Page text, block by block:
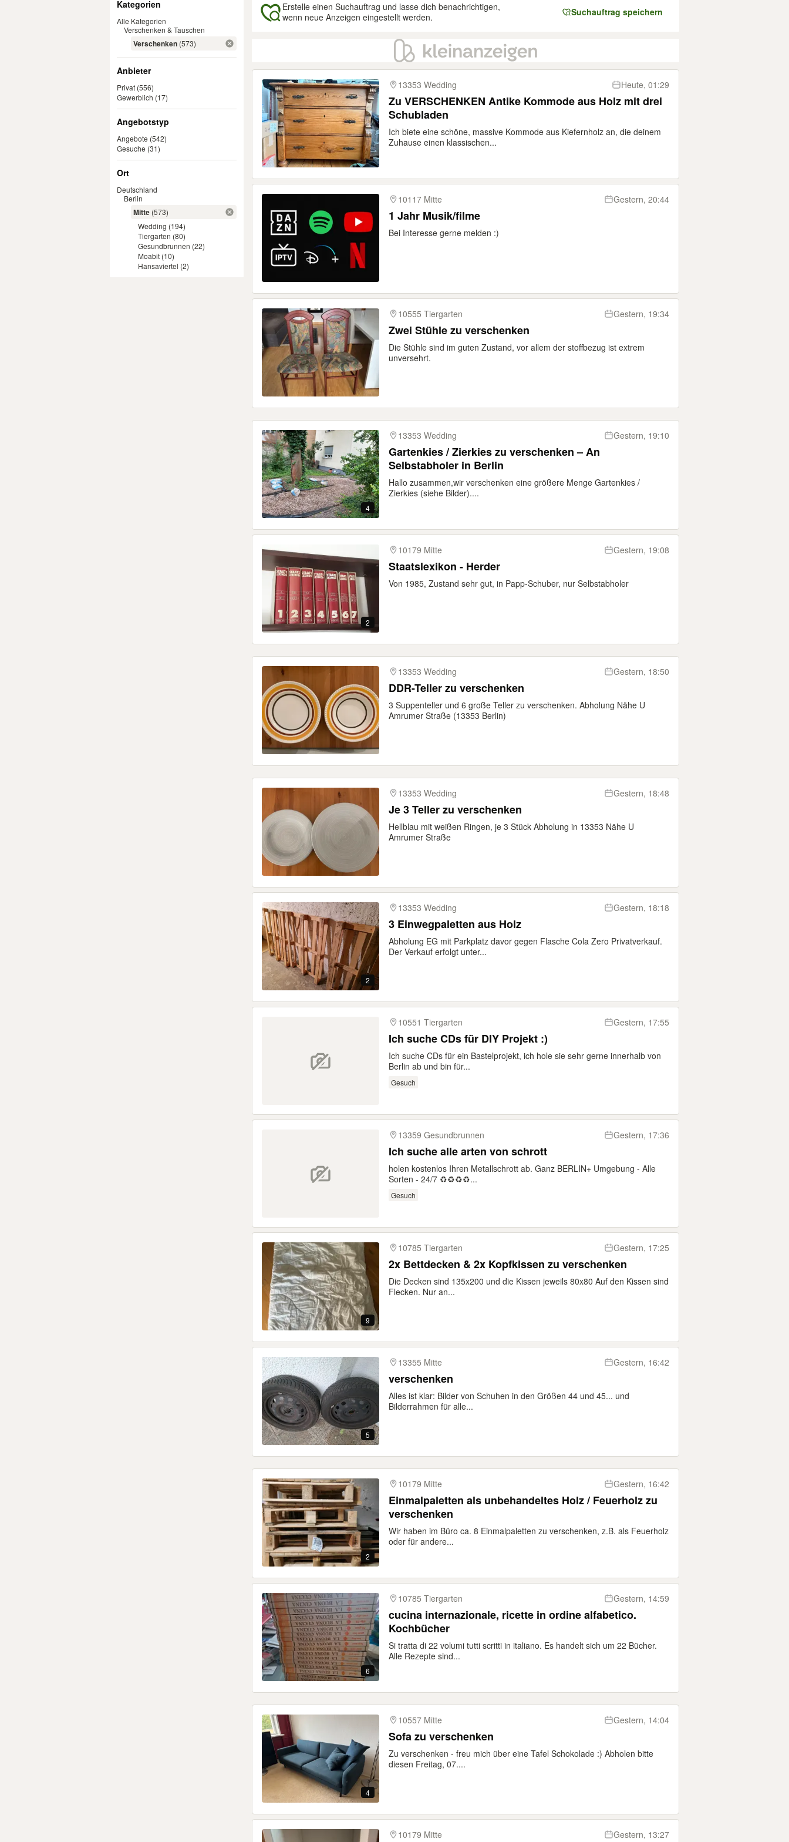
Kategorien
Alle Kategorien
Verschenken & Tauschen
Verschenken (573)
Anbieter
Privat (556)
Gewerblich (17)
Angebotstyp
Angebote (542)
Gesuche (31)
Ort
Deutschland
Berlin
Mitte (573)
Wedding (194)
Tiergarten (80)
Gesundbrunnen (22)
Moabit (10)
Hansaviertel (2)
Erstelle einen Suchauftrag und lasse dich benachrichtigen,
wenn neue Anzeigen eingestellt werden.
Suchauftrag speichern
Ergebnisse
13353 Wedding
Heute, 01:29
Zu VERSCHENKEN Antike Kommode aus Holz mit drei
Schubladen
Ich biete eine schöne, massive Kommode aus Kiefernholz an, die deinem
Zuhause einen klassischen...
10117 Mitte Gestern, 20:44
1 Jahr Musik/filme
Bei Interesse gerne melden :)
10555 Tiergarten Gestern, 19:34
Zwei Stühle zu verschenken
Die Stühle sind im guten Zustand, vor allem der stoffbezug ist extrem
unversehrt.
4
13353 Wedding Gestern, 19:10
Gartenkies / Zierkies zu verschenken – An
Selbstabholer in Berlin
​Hallo zusammen, ​wir verschenken eine größere Menge Gartenkies /
Zierkies (siehe Bilder)....
2
10179 Mitte Gestern, 19:08
Staatslexikon - Herder
Von 1985, Zustand sehr gut, in Papp-Schuber, nur Selbstabholer
13353 Wedding Gestern, 18:50
DDR-Teller zu verschenken
3 Suppenteller und 6 große Teller zu verschenken. Abholung Nähe U
Amrumer Straße (13353 Berlin)
13353 Wedding Gestern, 18:48
Je 3 Teller zu verschenken
Hellblau mit weißen Ringen, je 3 Stück Abholung in 13353 Nähe U
Amrumer Straße
2
13353 Wedding Gestern, 18:18
3 Einwegpaletten aus Holz
Abholung EG mit Parkplatz davor gegen Flasche Cola Zero Privatverkauf.
Der Verkauf erfolgt unter...
10551 Tiergarten Gestern, 17:55
Ich suche CDs für DIY Projekt :)
Ich suche CDs für ein Bastelprojekt, ich hole sie sehr gerne innerhalb von
Berlin ab und bin für...
Gesuch
13359 Gesundbrunnen Gestern, 17:36
Ich suche alle arten von schrott
holen kostenlos Ihren Metallschrott ab. Ganz BERLIN+ Umgebung - Alle
Sorten - 24/7 ♻️♻️♻️♻️...
Gesuch
9
10785 Tiergarten Gestern, 17:25
2x Bettdecken & 2x Kopfkissen zu verschenken
Die Decken sind 135x200 und die Kissen jeweils 80x80 Auf den Kissen sind
Flecken. Nur an...
5
13355 Mitte Gestern, 16:42
verschenken
Alles ist klar: Bilder von Schuhen in den Größen 44 und 45... und
Bilderrahmen für alle...
2
10179 Mitte Gestern, 16:42
Einmalpaletten als unbehandeltes Holz / Feuerholz zu
verschenken
Wir haben im Büro ca. 8 Einmalpaletten zu verschenken, z.B. als Feuerholz
oder für andere...
6
10785 Tiergarten Gestern, 14:59
cucina internazionale, ricette in ordine alfabetico.
Kochbücher
Si tratta di 22 volumi tutti scritti in italiano. Es handelt sich um 22 Bücher.
Alle Rezepte sind...
4
10557 Mitte Gestern, 14:04
Sofa zu verschenken
Zu verschenken - freu mich über eine Tafel Schokolade :) Abholen bitte
diesen Freitag, 07....
10179 Mitte Gestern, 13:27